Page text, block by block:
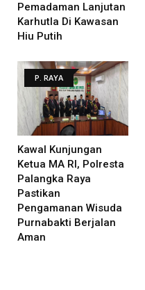
Pemadaman Lanjutan
Karhutla Di Kawasan
Hiu Putih
P. RAYA
Kawal Kunjungan
Ketua MA RI, Polresta
Palangka Raya
Pastikan
Pengamanan Wisuda
Purnabakti Berjalan
Aman